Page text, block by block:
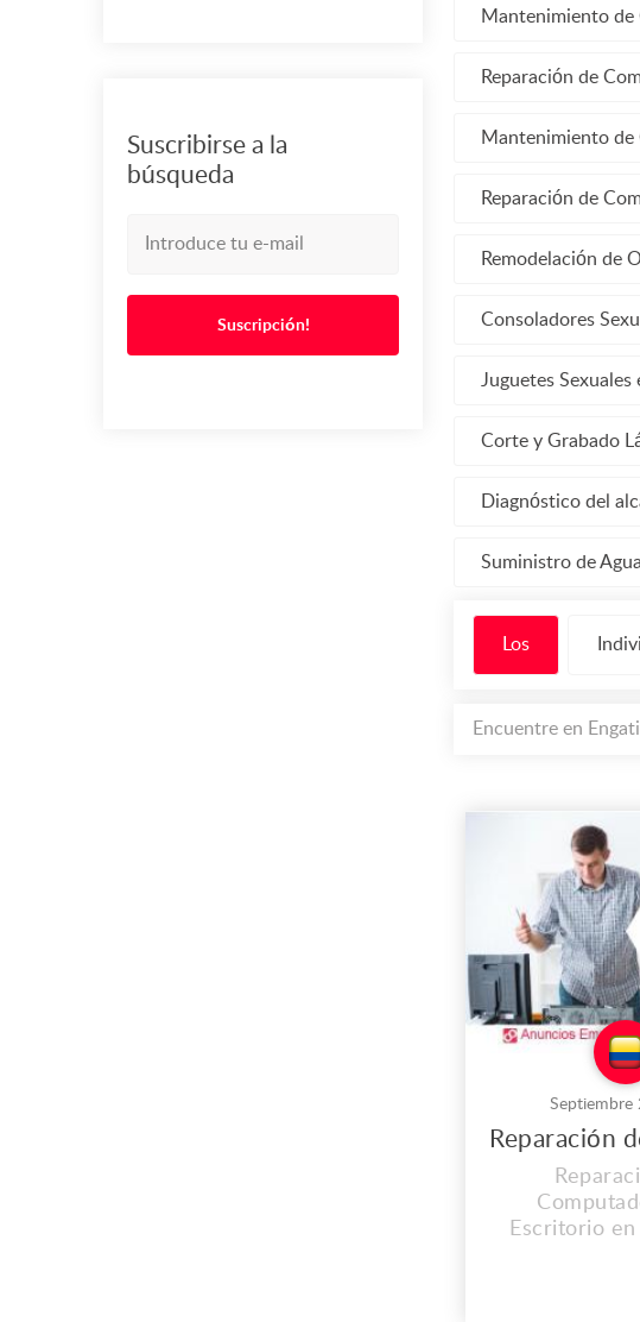
Suscribirse a la
búsqueda
Suscripción!
Mantenimiento de
Reparación de
Mantenimiento de
Reparación de
Remodelación de
Consoladores
Juguetes Sexuales
Corte y Grabado
Diagnóstico del
Suministro de
Los
Encuentre en
Septiembre
Escritorio